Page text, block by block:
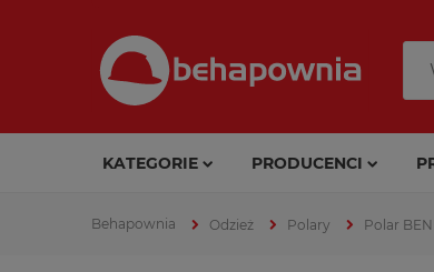
KATEGORIE PRODUCENCI
Odzież Polary Polar